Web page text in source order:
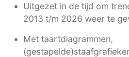
Uitgezet in de tijd om
2013 t/m 2026 weer te
Met taartdiagrammen,